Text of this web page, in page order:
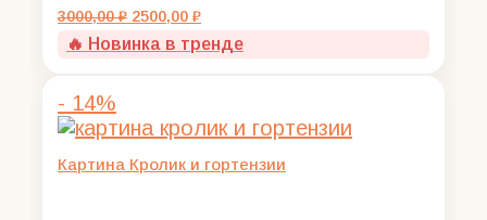
3000,00₽ Первоначальная
составляла
2500,00 ₽Текущая
2500,00 ₽.
🔥 Новинка в тренде
- 14%
Картина Кролик и гортензии